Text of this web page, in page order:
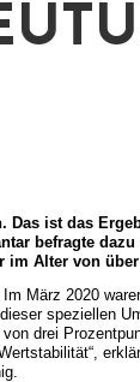
Das ist das
befragte
im Alter von
März 2020
speziellen
drei